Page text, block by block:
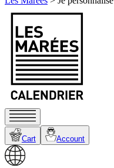
Cart Account